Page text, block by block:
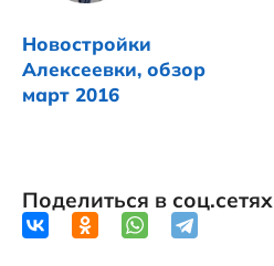
Новостройки
Алексеевки, обзор
март 2016
Поделиться в соц.сетях